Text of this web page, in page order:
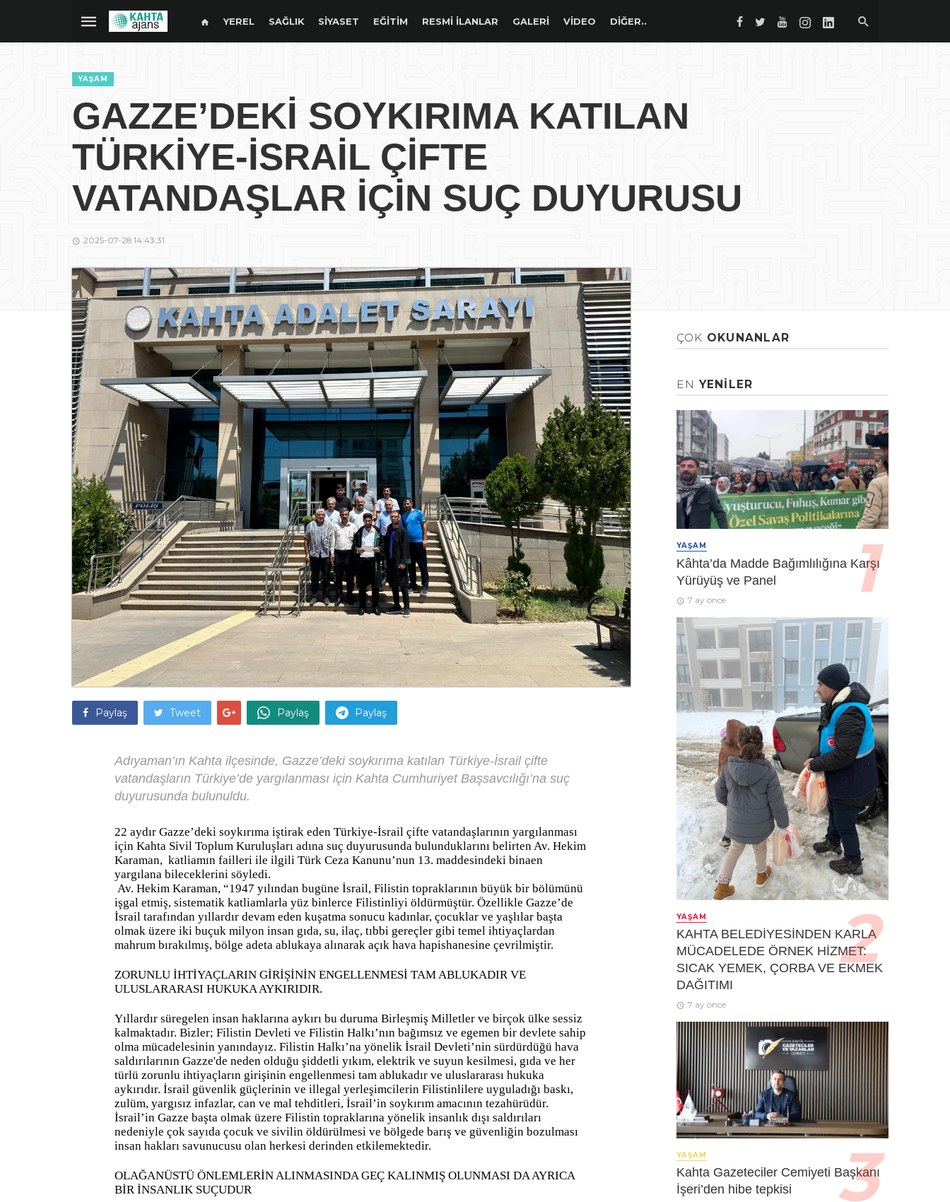
YEREL SAĞLIK SIYASET EĞITIM RESMİ İLANLAR GALERİ VİDEO DİĞER..
YAŞAM
GAZZE’DEKİ SOYKIRIMA KATILAN
TÜRKİYE-İSRAİL ÇİFTE
VATANDAŞLAR İÇİN SUÇ DUYURUSU
2025-07-28 14:43:31
Paylaş Tweet Paylaş Paylaş
Adıyaman’ın Kahta ilçesinde, Gazze’deki soykırıma katılan Türkiye-İsrail çifte
vatandaşların Türkiye’de yargılanması için Kahta Cumhuriyet Başsavcılığı’na suç
duyurusunda bulunuldu.
22 aydır Gazze’deki soykırıma iştirak eden Türkiye-İsrail çifte vatandaşlarının yargılanması
için Kahta Sivil Toplum Kuruluşları adına suç duyurusunda bulunduklarını belirten Av. Hekim
Karaman, katliamın failleri ile ilgili Türk Ceza Kanunu’nun 13. maddesindeki binaen
yargılana bileceklerini söyledi.
Av. Hekim Karaman, “1947 yılından bugüne İsrail, Filistin topraklarının büyük bir bölümünü
işgal etmiş, sistematik katliamlarla yüz binlerce Filistinliyi öldürmüştür. Özellikle Gazze’de
İsrail tarafından yıllardır devam eden kuşatma sonucu kadınlar, çocuklar ve yaşlılar başta
olmak üzere iki buçuk milyon insan gıda, su, ilaç, tıbbi gereçler gibi temel ihtiyaçlardan
mahrum bırakılmış, bölge adeta ablukaya alınarak açık hava hapishanesine çevrilmiştir.
ZORUNLU İHTİYAÇLARIN GİRİŞİNİN ENGELLENMESİ TAM ABLUKADIR VE
ULUSLARARASI HUKUKA AYKIRIDIR.
Yıllardır süregelen insan haklarına aykırı bu duruma Birleşmiş Milletler ve birçok ülke sessiz
kalmaktadır. Bizler; Filistin Devleti ve Filistin Halkı’nın bağımsız ve egemen bir devlete sahip
olma mücadelesinin yanındayız. Filistin Halkı’na yönelik İsrail Devleti’nin sürdürdüğü hava
saldırılarının Gazze'de neden olduğu şiddetli yıkım, elektrik ve suyun kesilmesi, gıda ve her
türlü zorunlu ihtiyaçların girişinin engellenmesi tam ablukadır ve uluslararası hukuka
aykırıdır. İsrail güvenlik güçlerinin ve illegal yerleşimcilerin Filistinlilere uyguladığı baskı,
zulüm, yargısız infazlar, can ve mal tehditleri, İsrail’in soykırım amacının tezahürüdür.
İsrail’in Gazze başta olmak üzere Filistin topraklarına yönelik insanlık dışı saldırıları
nedeniyle çok sayıda çocuk ve sivilin öldürülmesi ve bölgede barış ve güvenliğin bozulması
insan hakları savunucusu olan herkesi derinden etkilemektedir.
OLAĞANÜSTÜ ÖNLEMLERİN ALINMASINDA GEÇ KALINMIŞ OLUNMASI DA AYRICA
BİR İNSANLIK SUÇUDUR
ÇOK OKUNANLAR
EN YENILER
YAŞAM
Kâhta’da Madde Bağımlılığına Karşı
Yürüyüş ve Panel
7 ay önce
YAŞAM
KAHTA BELEDİYESİNDEN KARLA
MÜCADELEDE ÖRNEK HİZMET:
SICAK YEMEK, ÇORBA VE EKMEK
DAĞITIMI
7 ay önce
YAŞAM
Kahta Gazeteciler Cemiyeti Başkanı
İşeri’den hibe tepkisi